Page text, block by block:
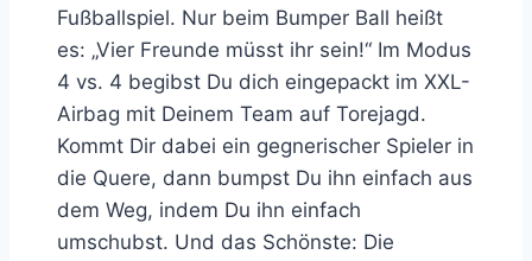
Fußballspiel. Nur beim Bumper Ball heißt
es: „Vier Freunde müsst ihr sein!“ Im Modus
4 vs. 4 begibst Du dich eingepackt im XXL-
Airbag mit Deinem Team auf Torejagd.
Kommt Dir dabei ein gegnerischer Spieler in
die Quere, dann bumpst Du ihn einfach aus
dem Weg, indem Du ihn einfach
umschubst. Und das Schönste: Die